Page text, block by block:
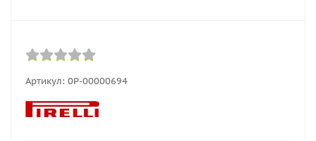
Артикул: 0Р-00000694